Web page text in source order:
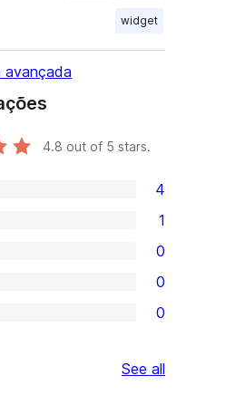
widget
avançada
4.8 out of 5 stars.
4
1
0
0
0
See all